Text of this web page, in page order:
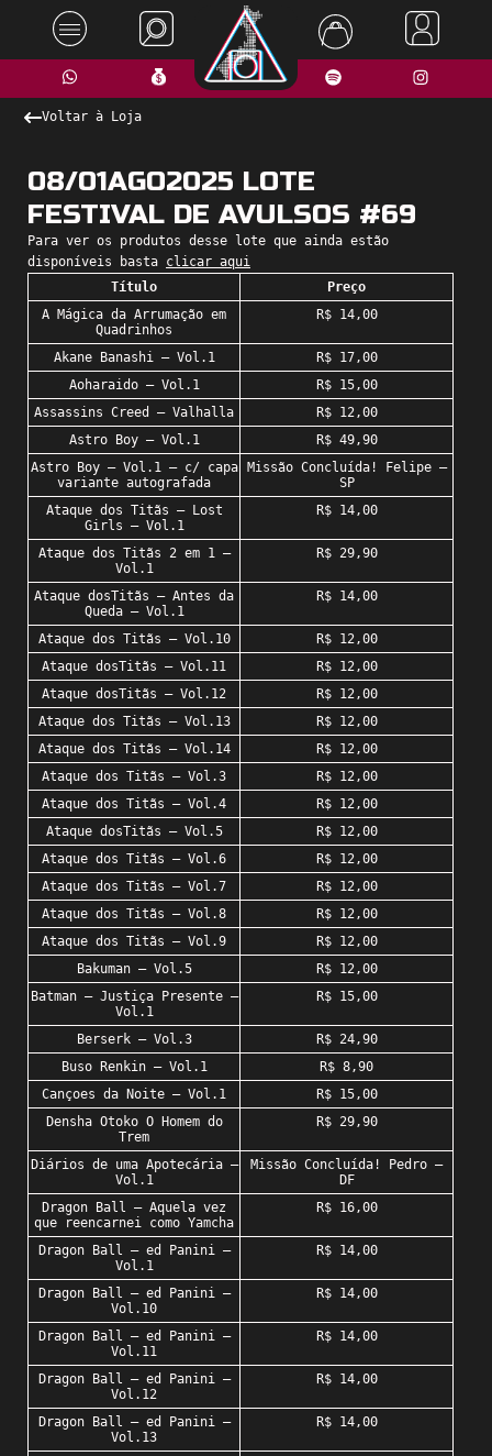
Voltar à Loja
08/01AGO2025 LOTE
FESTIVAL DE AVULSOS #69
Para ver os produtos desse lote que ainda estão
disponíveis basta clicar aqui
Título
Preço
A Mágica da Arrumação em
Quadrinhos
R$ 14,00
Akane Banashi – Vol.1
R$ 17,00
Aoharaido – Vol.1
R$ 15,00
Assassins Creed – Valhalla
R$ 12,00
Astro Boy – Vol.1
R$ 49,90
Astro Boy – Vol.1 – c/ capa
variante autografada
Missão Concluída! Felipe –
SP
Ataque dos Titãs – Lost
Girls – Vol.1
R$ 14,00
Ataque dos Titãs 2 em 1 –
Vol.1
R$ 29,90
Ataque dosTitãs – Antes da
Queda – Vol.1
R$ 14,00
Ataque dos Titãs – Vol.10
R$ 12,00
Ataque dosTitãs – Vol.11
R$ 12,00
Ataque dosTitãs – Vol.12
R$ 12,00
Ataque dos Titãs – Vol.13
R$ 12,00
Ataque dos Titãs – Vol.14
R$ 12,00
Ataque dos Titãs – Vol.3
R$ 12,00
Ataque dos Titãs – Vol.4
R$ 12,00
Ataque dosTitãs – Vol.5
R$ 12,00
Ataque dos Titãs – Vol.6
R$ 12,00
Ataque dos Titãs – Vol.7
R$ 12,00
Ataque dos Titãs – Vol.8
R$ 12,00
Ataque dos Titãs – Vol.9
R$ 12,00
Bakuman – Vol.5
R$ 12,00
Batman – Justiça Presente –
Vol.1
R$ 15,00
Berserk – Vol.3
R$ 24,90
Buso Renkin – Vol.1
R$ 8,90
Cançoes da Noite – Vol.1
R$ 15,00
Densha Otoko O Homem do
Trem
R$ 29,90
Diários de uma Apotecária –
Vol.1
Missão Concluída! Pedro –
DF
Dragon Ball – Aquela vez
que reencarnei como Yamcha
R$ 16,00
Dragon Ball – ed Panini –
Vol.1
R$ 14,00
Dragon Ball – ed Panini –
Vol.10
R$ 14,00
Dragon Ball – ed Panini –
Vol.11
R$ 14,00
Dragon Ball – ed Panini –
Vol.12
R$ 14,00
Dragon Ball – ed Panini –
Vol.13
R$ 14,00